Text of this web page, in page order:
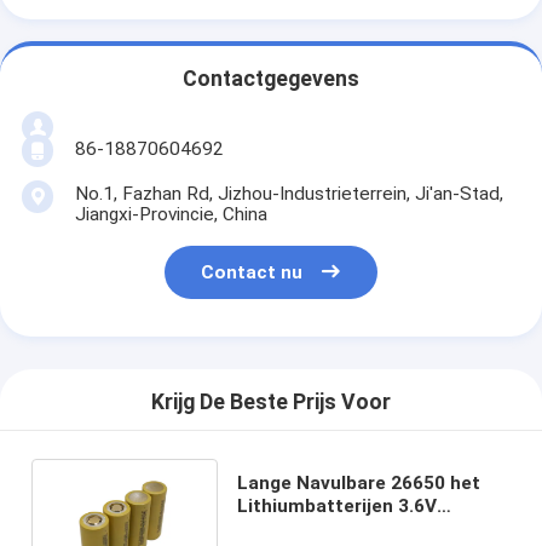
Contactgegevens
86-18870604692
No.1, Fazhan Rd, Jizhou-Industrieterrein, Ji'an-Stad,
Jiangxi-Provincie, China
Contact nu
Krijg De Beste Prijs Voor
Lange Navulbare 26650 het
Lithiumbatterijen 3.6V